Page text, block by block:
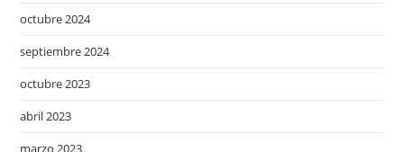
octubre 2024
septiembre 2024
octubre 2023
abril 2023
marzo 2023